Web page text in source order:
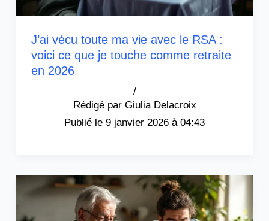
J’ai vécu toute ma vie avec le RSA :
voici ce que je touche comme retraite
en 2026
Giulia Delacroix
/
9 janvier 2026 à 04:43